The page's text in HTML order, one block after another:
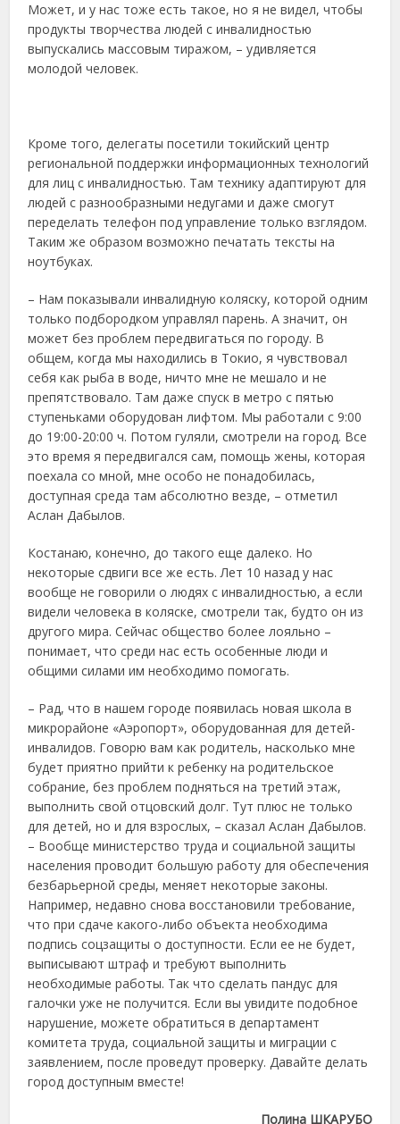
Может, и у нас тоже есть такое, но я не видел, чтобы
продукты творчества людей с инвалидностью
выпускались массовым тиражом, – удивляется
молодой человек.
Кроме того, делегаты посетили токийский центр
региональной поддержки информационных технологий
для лиц с инвалидностью. Там технику адаптируют для
людей с разнообразными недугами и даже смогут
переделать телефон под управление только взглядом.
Таким же образом возможно печатать тексты на
ноутбуках.
– Нам показывали инвалидную коляску, которой одним
только подбородком управлял парень. А значит, он
может без проблем передвигаться по городу. В
общем, когда мы находились в Токио, я чувствовал
себя как рыба в воде, ничто мне не мешало и не
препятствовало. Там даже спуск в метро с пятью
ступеньками оборудован лифтом. Мы работали с 9:00
до 19:00-20:00 ч. Потом гуляли, смотрели на город. Все
это время я передвигался сам, помощь жены, которая
поехала со мной, мне особо не понадобилась,
доступная среда там абсолютно везде, – отметил
Аслан Дабылов.
Костанаю, конечно, до такого еще далеко. Но
некоторые сдвиги все же есть. Лет 10 назад у нас
вообще не говорили о людях с инвалидностью, а если
видели человека в коляске, смотрели так, будто он из
другого мира. Сейчас общество более лояльно –
понимает, что среди нас есть особенные люди и
общими силами им необходимо помогать.
– Рад, что в нашем городе появилась новая школа в
микрорайоне «Аэропорт», оборудованная для детей-
инвалидов. Говорю вам как родитель, насколько мне
будет приятно прийти к ребенку на родительское
собрание, без проблем подняться на третий этаж,
выполнить свой отцовский долг. Тут плюс не только
для детей, но и для взрослых, – сказал Аслан Дабылов.
– Вообще министерство труда и социальной защиты
населения проводит большую работу для обеспечения
безбарьерной среды, меняет некоторые законы.
Например, недавно снова восстановили требование,
что при сдаче какого-либо объекта необходима
подпись соцзащиты о доступности. Если ее не будет,
выписывают штраф и требуют выполнить
необходимые работы. Так что сделать пандус для
галочки уже не получится. Если вы увидите подобное
нарушение, можете обратиться в департамент
комитета труда, социальной защиты и миграции с
заявлением, после проведут проверку. Давайте делать
город доступным вместе!
Полина ШКАРУБО